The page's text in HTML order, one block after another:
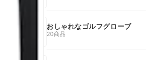
おしゃれなゴルフグローブ
20商品